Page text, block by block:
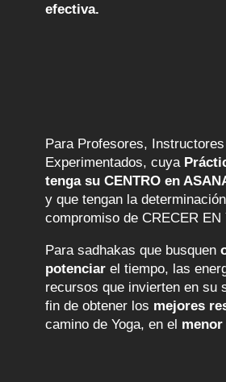
efectiva.
Para Profesores,
Experimentados, cuya
tenga su CENTRO en
y que tengan la
compromiso de CRECER EN
Para sadhakas que busquen
potenciar el tiempo, las
recursos que invierten en su
fin de obtener los mejores
camino de Yoga, en el